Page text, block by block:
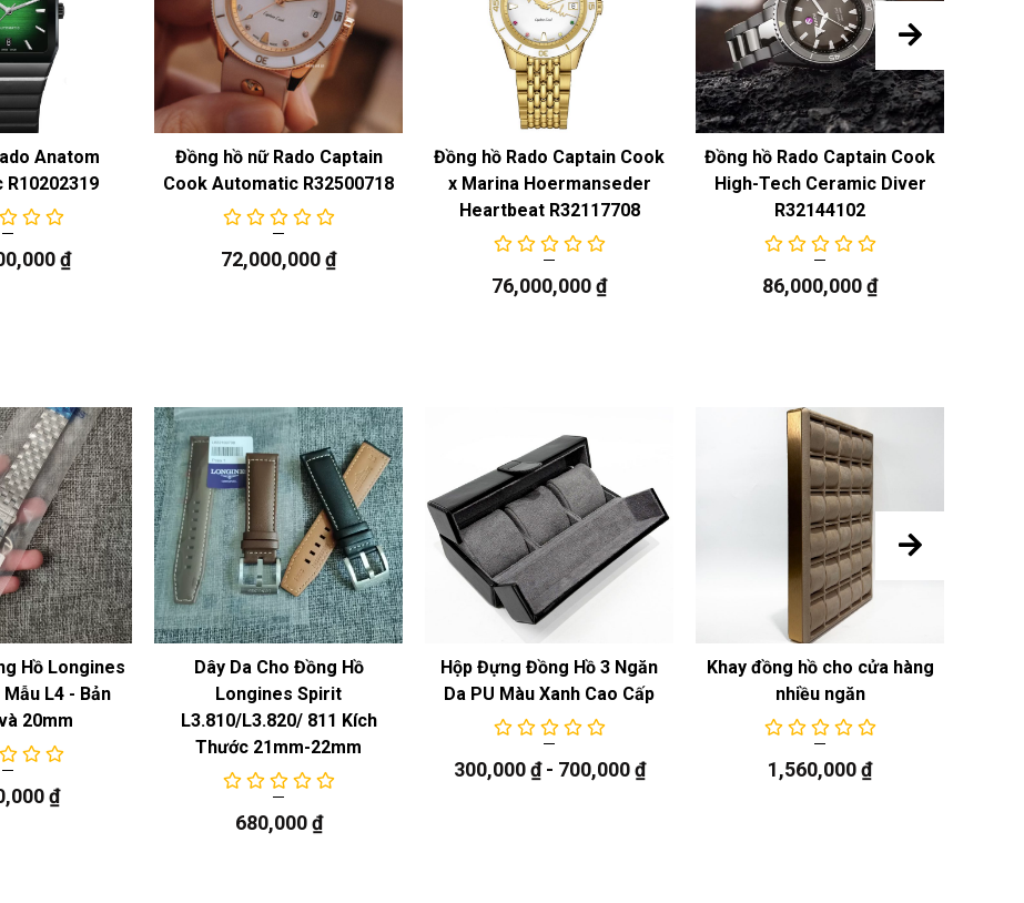
Anatom
₫
Đồng hồ nữ Rado Captain
Cook Automatic R32500718
72,000,000₫
Đồng hồ Rado Captain Cook
x Marina Hoermanseder
Heartbeat R32117708
76,000,000₫
Đồng hồ Rado Captain Cook
High-Tech Ceramic Diver
R32144102
86,000,000₫
Hồ Longines
L4 - Bản
20mm
₫
Dây Da Cho Đồng Hồ
Longines Spirit
L3.810/L3.820/ 811 Kích
Thước 21mm-22mm
680,000₫
Hộp Đựng Đồng Hồ 3 Ngăn
Da PU Màu Xanh Cao Cấp
300,000₫- 700,000₫
Khay đồng hồ cho cửa hàng
nhiều ngăn
1,560,000₫